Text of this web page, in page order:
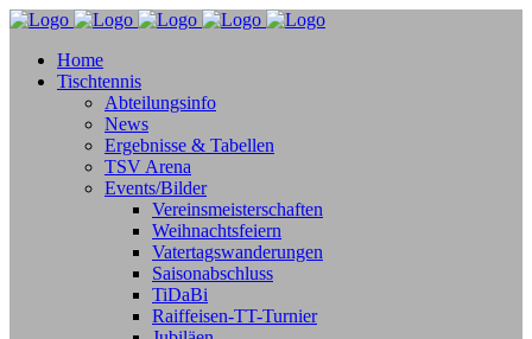
Home
Tischtennis
Abteilungsinfo
News
Ergebnisse & Tabellen
TSV Arena
Events/Bilder
Vereinsmeisterschaften
Weihnachtsfeiern
Vatertagswanderungen
Saisonabschluss
TiDaBi
Raiffeisen-TT-Turnier